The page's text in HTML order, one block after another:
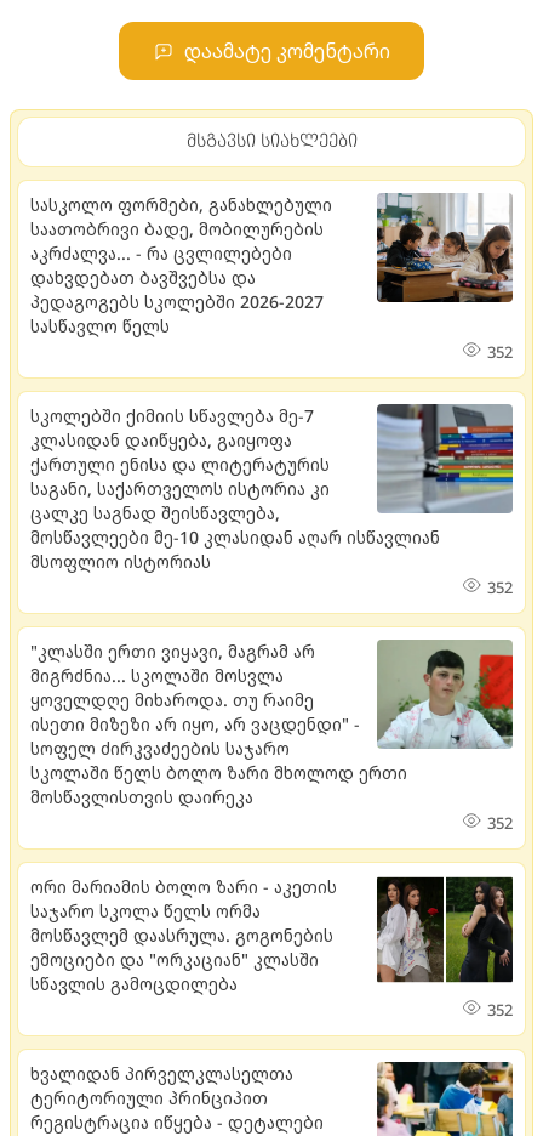
დაამატე კომენტარი
მსგავსი სიახლეები
სასკოლო ფორმები, განახლებული
საათობრივი ბადე, მობილურების
აკრძალვა... - რა ცვლილებები
დახვდებათ ბავშვებსა და
პედაგოგებს სკოლებში 2026-2027
სასწავლო წელს
352
სკოლებში ქიმიის სწავლება მე-7
კლასიდან დაიწყება, გაიყოფა
ქართული ენისა და ლიტერატურის
საგანი, საქართველოს ისტორია კი
ცალკე საგნად შეისწავლება,
მოსწავლეები მე-10 კლასიდან აღარ ისწავლიან
მსოფლიო ისტორიას
352
"კლასში ერთი ვიყავი, მაგრამ არ
მიგრძნია... სკოლაში მოსვლა
ყოველდღე მიხაროდა. თუ რაიმე
ისეთი მიზეზი არ იყო, არ ვაცდენდი" -
სოფელ ძირკვაძეების საჯარო
სკოლაში წელს ბოლო ზარი მხოლოდ ერთი
მოსწავლისთვის დაირეკა
352
ორი მარიამის ბოლო ზარი - აკეთის
საჯარო სკოლა წელს ორმა
მოსწავლემ დაასრულა. გოგონების
ემოციები და "ორკაციან" კლასში
სწავლის გამოცდილება
352
ხვალიდან პირველკლასელთა
ტერიტორიული პრინციპით
რეგისტრაცია იწყება - დეტალები